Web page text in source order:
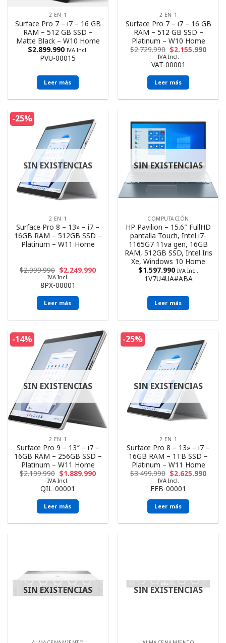
2 EN 1
Surface Pro 7 – i7 – 16 GB
RAM – 512 GB SSD –
Matte Black – W10 Home
$2.899.990 IVA Incl.
PVU-00015
Leer más
2 EN 1
Surface Pro 7 – i7 – 16 GB
RAM – 512 GB SSD –
Platinum – W10 Home
$2.729.990 $2.155.990
IVA Incl.
VAT-00001
Leer más
-25%
SIN EXISTENCIAS
2 EN 1
Surface Pro 8 – 13» – i7 –
16GB RAM – 512GB SSD –
Platinum – W11 Home
$2.999.990 $2.249.990
IVA Incl.
8PX-00001
Leer más
SIN EXISTENCIAS
COMPUTACIÓN
HP Pavilion – 15.6″ FullHD
pantalla Touch, Intel i7-
1165G7 11va gen, 16GB
RAM, 512GB SSD, Intel Iris
Xe, Windows 10 Home
$1.597.990 IVA Incl.
1V7U4UA#ABA
Leer más
-14%
SIN EXISTENCIAS
2 EN 1
Surface Pro 9 – 13″ – i7 –
16GB RAM – 256GB SSD –
Platinum – W11 Home
$2.199.990 $1.889.990
IVA Incl.
QIL-00001
Leer más
-25%
SIN EXISTENCIAS
2 EN 1
Surface Pro 8 – 13» – i7 –
16GB RAM – 1TB SSD –
Platinum – W11 Home
$3.499.990 $2.625.990
IVA Incl.
EEB-00001
Leer más
SIN EXISTENCIAS SIN EXISTENCIAS